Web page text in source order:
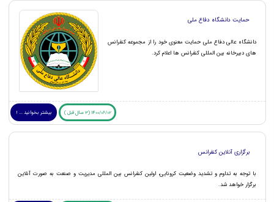
حمایت دانشگاه دفاع ملی
دانشگاه عالی دفاع ملی حمایت معنوی خود را از مجموعه کنفرانس
های دبیرخانه بین المللی کنفرانس ها اعلام کرد.
1400/06/02 (3 سال قبل ) بیشتر بخوانید ... !
برگزاری آنلاین کنفرانس
با توجه به تداوم و تشدید وضعیت کرونایی، اولین کنفرانس بین المللی مدیریت و صنعت به صورت آنلاین
برگزار خواهد شد.